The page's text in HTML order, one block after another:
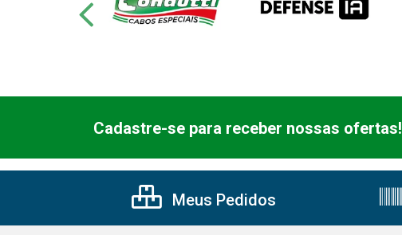
Cadastre-se para receber nossas ofertas!
Meus Pedidos